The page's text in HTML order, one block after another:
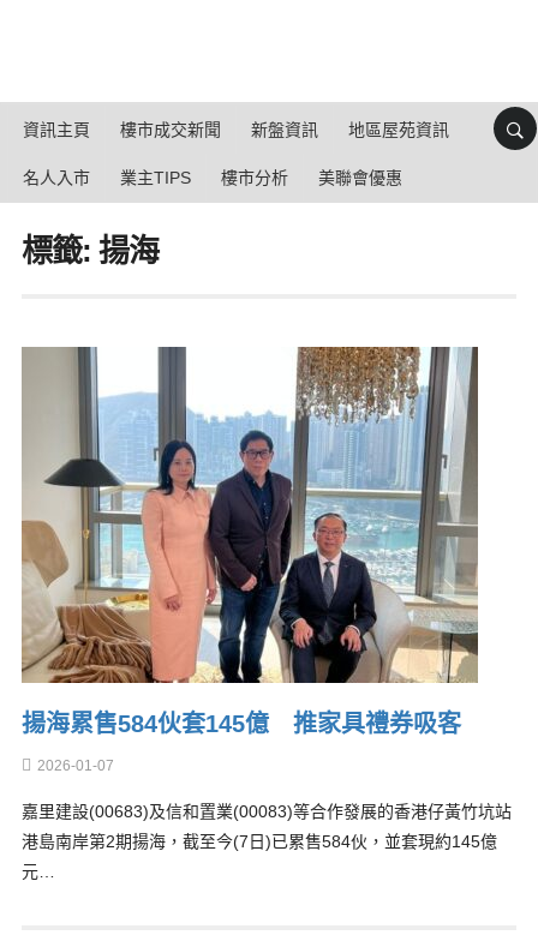
資訊主頁 樓市成交新聞 新盤資訊 地區屋苑資訊
名人入市 業主TIPS 樓市分析 美聯會優惠
標籤: 揚海
揚海累售584伙套145億 推家具禮券吸客
2026-01-07
嘉里建設(00683)及信和置業(00083)等合作發展的香港仔黃竹坑站
港島南岸第2期揚海，截至今(7日)已累售584伙，並套現約145億
元…